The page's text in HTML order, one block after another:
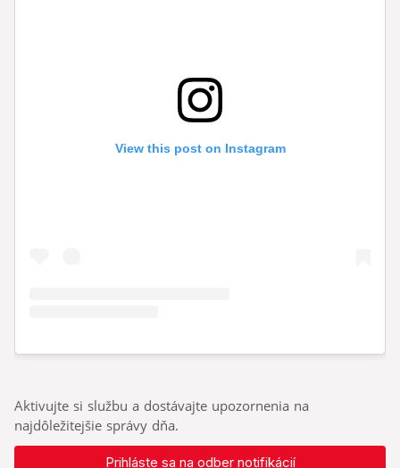
Aktivujte si službu a dostávajte upozornenia na
najdôležitejšie správy dňa.
Prihláste sa na odber notifikácií